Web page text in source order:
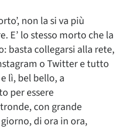
non la si va più
E’ lo stesso morto che la
basta collegarsi alla rete,
o Twitter e tutto
lì, bel bello, a
per essere
con grande
di ora in ora,